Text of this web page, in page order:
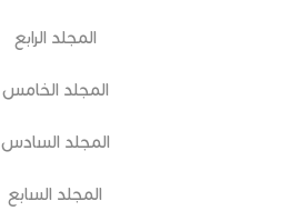
المجلد الرابع
المجلد الخامس
المجلد السادس
المجلد السابع